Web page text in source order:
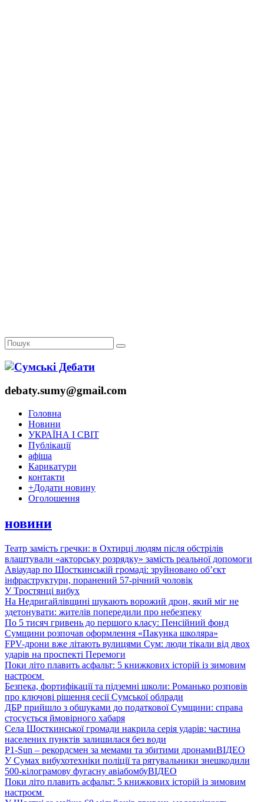
debaty.sumy@gmail.com
Головна
Новини
УКРАЇНА І СВІТ
Публікації
афіша
Карикатури
контакти
+Додати новину
Оголошення
новини
Театр замість гречки: в Охтирці людям після обстрілів
влаштували «акторську розрядку» замість реальної допомоги
Авіаудар по Шосткинській громаді: зруйновано об’єкт
інфраструктури, поранений 57-річний чоловік
У Тростянці вибух
На Недригайлівщині шукають ворожий дрон, який міг не
здетонувати: жителів попередили про небезпеку
По 5 тисяч гривень до першого класу: Пенсійний фонд
Сумщини розпочав оформлення «Пакунка школяра»
FPV-дрони вже літають вулицями Сум: люди тікали від двох
ударів на проспекті Перемоги
Поки літо плавить асфальт: 5 книжкових історій із зимовим
настроєм
Безпека, фортифікації та підземні школи: Романько розповів
про ключові рішення сесії Сумської облради
ДБР прийшло з обшуками до податкової Сумщини: справа
стосується ймовірного хабаря
Села Шосткинської громади накрила серія ударів: частина
населених пунктів залишилася без води
P1-Sun – рекордсмен за мемами та збитими дронамиВІДЕО
У Сумах вибухотехніки поліції та рятувальники знешкодили
500-кілограмову фугасну авіабомбуВІДЕО
Поки літо плавить асфальт: 5 книжкових історій із зимовим
настроєм